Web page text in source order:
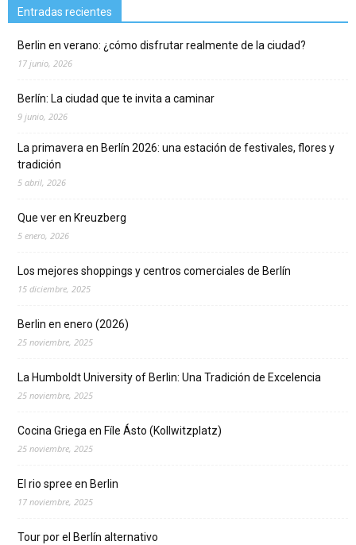
Entradas recientes
Berlin en verano: ¿cómo disfrutar realmente de la ciudad?
17 junio, 2026
Berlín: La ciudad que te invita a caminar
9 junio, 2026
La primavera en Berlín 2026: una estación de festivales, flores y
tradición
5 abril, 2026
Que ver en Kreuzberg
5 enero, 2026
Los mejores shoppings y centros comerciales de Berlín
15 diciembre, 2025
Berlin en enero (2026)
25 noviembre, 2025
La Humboldt University of Berlin: Una Tradición de Excelencia
25 noviembre, 2025
Cocina Griega en Fíle Ásto (Kollwitzplatz)
25 noviembre, 2025
El rio spree en Berlin
17 noviembre, 2025
Tour por el Berlín alternativo